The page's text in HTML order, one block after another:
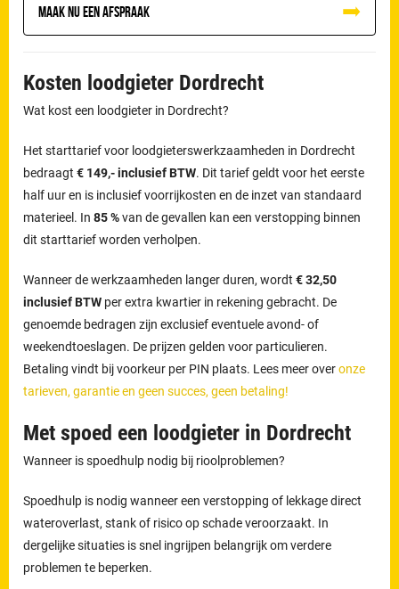
Maak nu een afspraak
Kosten loodgieter Dordrecht
Wat kost een loodgieter in Dordrecht?
Het starttarief voor loodgieterswerkzaamheden in Dordrecht
bedraagt€ 149,- inclusief BTW. Dit tarief geldt voor het eerste
half uur en is inclusief voorrijkosten en de inzet van standaard
materieel. In85 %van de gevallen kan een verstopping binnen
dit starttarief worden verholpen.
Wanneer de werkzaamheden langer duren, wordt€ 32,50
inclusief BTW per extra kwartier in rekening gebracht. De
genoemde bedragen zijn exclusief eventuele avond- of
weekendtoeslagen. De prijzen gelden voor particulieren.
Betaling vindt bij voorkeur per PIN plaats. Lees meer overonze
tarieven, garantie en geen succes, geen betaling!
Met spoed een loodgieter in Dordrecht
Wanneer is spoedhulp nodig bij rioolproblemen?
Spoedhulp is nodig wanneer een verstopping of lekkage direct
wateroverlast, stank of risico op schade veroorzaakt. In
dergelijke situaties is snel ingrijpen belangrijk om verdere
problemen te beperken.